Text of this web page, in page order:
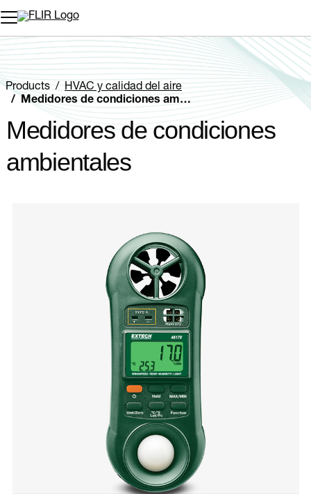
Products
HVAC y calidad del aire
Medidores de condiciones ambientales
Medidores de condiciones
ambientales